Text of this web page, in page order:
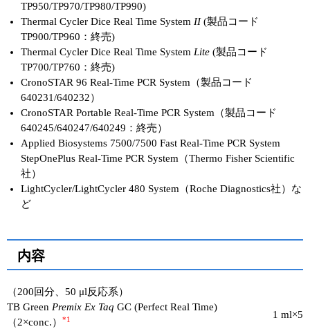
TP950/TP970/TP980/TP990)
Thermal Cycler Dice Real Time System II(製品コード
TP900/TP960：終売)
Thermal Cycler Dice Real Time System Lite (製品コード
TP700/TP760：終売)
CronoSTAR 96 Real-Time PCR System（製品コード
640231/640232）
CronoSTAR Portable Real-Time PCR System（製品コード
640245/640247/640249：終売）
Applied Biosystems 7500/7500 Fast Real-Time PCR System
StepOnePlus Real-Time PCR System（Thermo Fisher Scientific
社）
LightCycler/LightCycler 480 System（Roche Diagnostics社）な
ど
内容
（200回分、50 μl反応系）
TB Green Premix Ex Taq GC (Perfect Real Time)
（2×conc.）
*1 1 ml×5